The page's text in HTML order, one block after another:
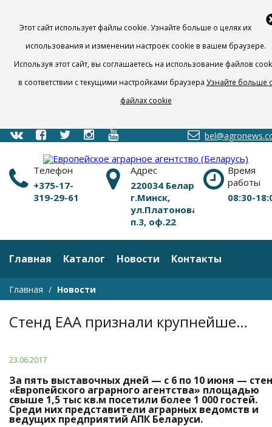
Этот сайт использует файлы cookie. Узнайте больше о целях их
использования и изменении настроек cookie в вашем браузере.
Используя этот сайт, вы соглашаетесь на использование файлов
в соответствии с текущими настройками браузера Узнайте больше
файлах cookie
Телефон
+375-17-
319-29-61
Адрес
220034 Беларусь,
г.Минск,
ул.Платонова,1Б,
п.3, оф.22
Время
работы
08:30-
Главная Каталог Новости Контакты
Главная Новости
Стенд ЕАА признали крупнейшей импортной экспозицией сельхозтехники на «Белагро»
23.06.2017
За пять выставочных дней — с 6 по 10 июня —
«Европейского аграрного агентства» площадью
свыше 1,5 тыс кв.м посетили более 1 000 гостей.
Среди них представители аграрных ведомств и
ведущих предприятий АПК Беларуси.